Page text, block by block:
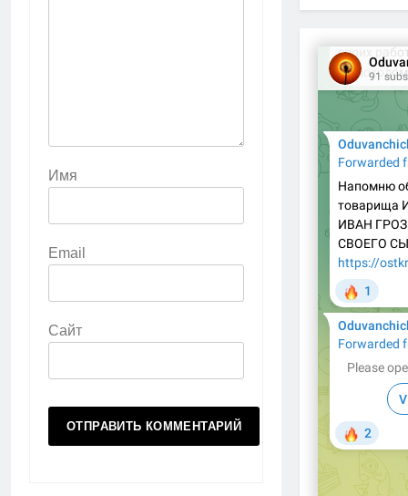
Имя
Email
Сайт